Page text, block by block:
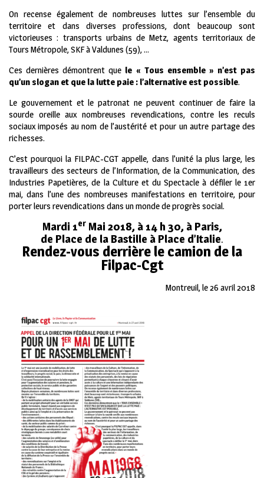
On recense également de nombreuses luttes sur l’ensemble du
territoire et dans diverses professions, dont beaucoup sont
victorieuses : transports urbains de Metz, agents territoriaux de
Tours Métropole, SKF à Valdunes (59), …
Ces dernières démontrent que le « Tous ensemble » n’est pas
qu’un slogan et que la lutte paie : l’alternative est possible.
Le gouvernement et le patronat ne peuvent continuer de faire la
sourde oreille aux nombreuses revendications, contre les reculs
sociaux imposés au nom de l’austérité et pour un autre partage des
richesses.
C’est pourquoi la FILPAC-CGT appelle, dans l’unité la plus large, les
travailleurs des secteurs de l’Information, de la Communication, des
Industries Papetières, de la Culture et du Spectacle à défiler le 1er
mai, dans l’une des nombreuses manifestations en territoire, pour
porter leurs revendications dans un monde de progrès social.
Mardi 1erMai 2018, à 14 h 30, à Paris,
de Place de la Bastille à Place d’Italie.
Rendez-vous derrière le camion de la
Filpac-Cgt
Montreuil, le 26 avril 2018